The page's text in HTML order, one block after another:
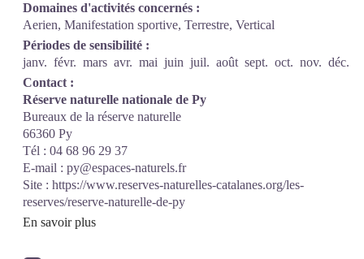
Domaines d'activités concernés :
Aerien, Manifestation sportive, Terrestre, Vertical
Périodes de sensibilité :
janv. févr. mars avr. mai juin juil. août sept. oct. nov. déc.
Contact :
Réserve naturelle nationale de Py
Bureaux de la réserve naturelle
66360 Py
Tél : 04 68 96 29 37
E-mail : py@espaces-naturels.fr
Site : https://www.reserves-naturelles-catalanes.org/les-
reserves/reserve-naturelle-de-py
En savoir plus